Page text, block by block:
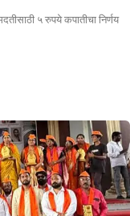
५ रुपये कपातीचा निर्णय